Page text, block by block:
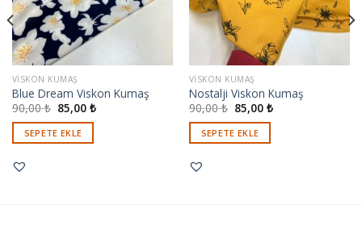
VISKON KUMAŞ
Blue Dream Viskon Kumaş
90,00₺ 85,00 ₺
SEPETE EKLE
VISKON KUMAŞ
Nostalji Viskon Kumaş
90,00₺ 85,00 ₺
SEPETE EKLE